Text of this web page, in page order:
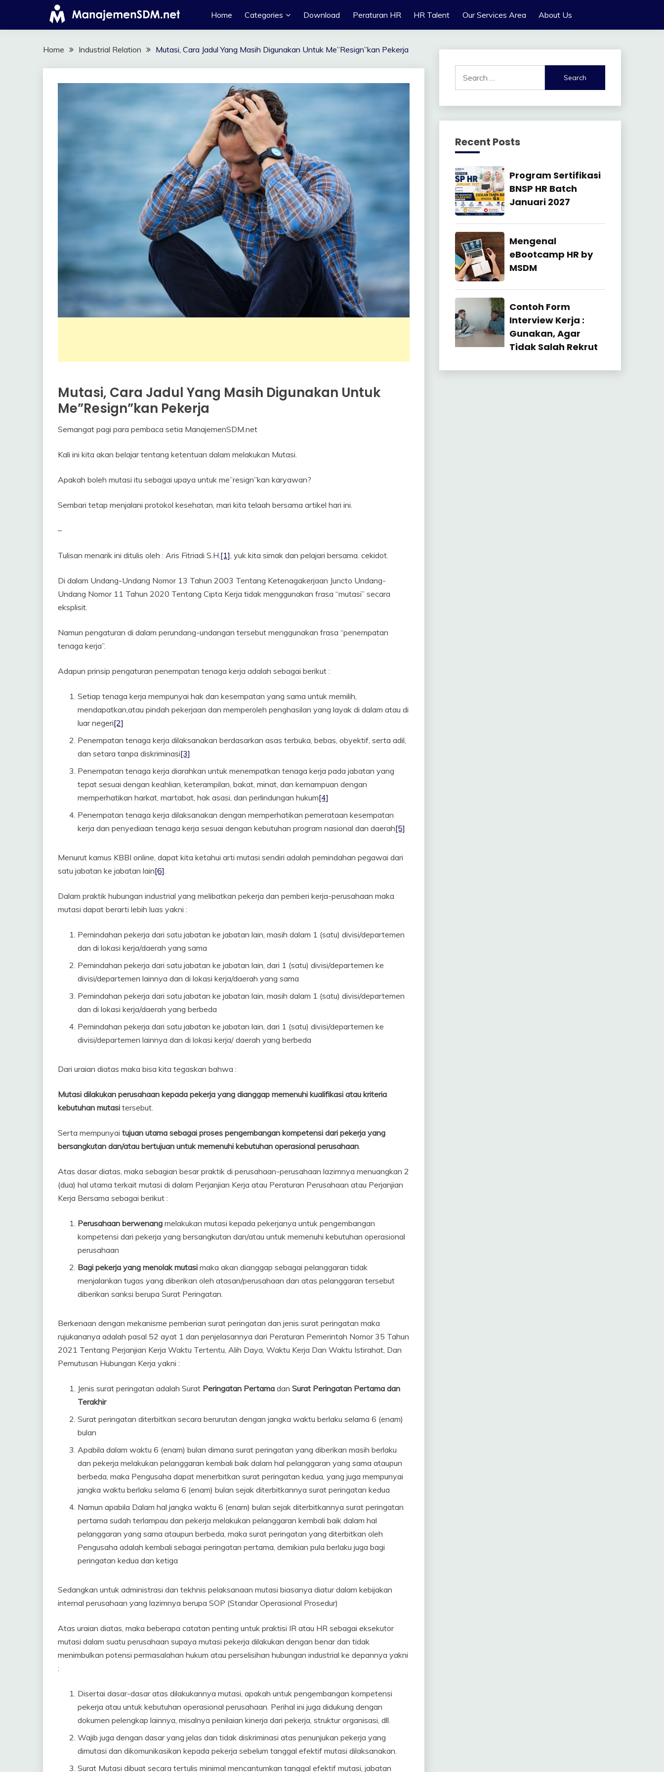
content
Home Categories Download Peraturan HR HR Talent Our Services Area About Us
Home Industrial Relation Mutasi, Cara Jadul Yang Masih Digunakan Untuk Me”Resign”kan Pekerja
Industrial
Mutasi, Cara Jadul Yang Masih Digunakan Untuk
Me”Resign”kan Pekerja
2021
Semangat pagi para pembaca setia ManajemenSDM.net
Kali ini kita akan belajar tentang ketentuan dalam melakukan Mutasi.
Apakah boleh mutasi itu sebagai upaya untuk me”resign”kan karyawan?
Sembari tetap menjalani protokol kesehatan, mari kita telaah bersama artikel hari ini.
–
Tulisan menarik ini ditulis oleh : Aris Fitriadi S.H.[1], yuk kita simak dan pelajari bersama. cekidot.
Di dalam Undang-Undang Nomor 13 Tahun 2003 Tentang Ketenagakerjaan Juncto Undang-
Undang Nomor 11 Tahun 2020 Tentang Cipta Kerja tidak menggunakan frasa “mutasi” secara
eksplisit.
Namun pengaturan di dalam perundang-undangan tersebut menggunakan frasa “penempatan
tenaga kerja”.
Adapun prinsip pengaturan penempatan tenaga kerja adalah sebagai berikut :
Setiap tenaga kerja mempunyai hak dan kesempatan yang sama untuk memilih,
mendapatkan,atau pindah pekerjaan dan memperoleh penghasilan yang layak di dalam atau di
luar negeri[2]
Penempatan tenaga kerja dilaksanakan berdasarkan asas terbuka, bebas, obyektif, serta adil,
dan setara tanpa diskriminasi[3]
Penempatan tenaga kerja diarahkan untuk menempatkan tenaga kerja pada jabatan yang
tepat sesuai dengan keahlian, keterampilan, bakat, minat, dan kemampuan dengan
memperhatikan harkat, martabat, hak asasi, dan perlindungan hukum[4]
Penempatan tenaga kerja dilaksanakan dengan memperhatikan pemerataan kesempatan
kerja dan penyediaan tenaga kerja sesuai dengan kebutuhan program nasional dan daerah[5]
Menurut kamus KBBI online, dapat kita ketahui arti mutasi sendiri adalah pemindahan pegawai dari
satu jabatan ke jabatan lain[6].
Dalam praktik hubungan industrial yang melibatkan pekerja dan pemberi kerja-perusahaan maka
mutasi dapat berarti lebih luas yakni :
Pemindahan pekerja dari satu jabatan ke jabatan lain, masih dalam 1 (satu) divisi/departemen
dan di lokasi kerja/daerah yang sama
Pemindahan pekerja dari satu jabatan ke jabatan lain, dari 1 (satu) divisi/departemen ke
divisi/departemen lainnya dan di lokasi kerja/daerah yang sama
Pemindahan pekerja dari satu jabatan ke jabatan lain, masih dalam 1 (satu) divisi/departemen
dan di lokasi kerja/daerah yang berbeda
Pemindahan pekerja dari satu jabatan ke jabatan lain, dari 1 (satu) divisi/departemen ke
divisi/departemen lainnya dan di lokasi kerja/ daerah yang berbeda
Dari uraian diatas maka bisa kita tegaskan bahwa :
Mutasi dilakukan perusahaan kepada pekerja yang dianggap memenuhi kualifikasi atau kriteria
kebutuhan mutasi tersebut.
Serta mempunyai tujuan utama sebagai proses pengembangan kompetensi dari pekerja yang
bersangkutan dan/atau bertujuan untuk memenuhi kebutuhan operasional perusahaan.
Atas dasar diatas, maka sebagian besar praktik di perusahaan-perusahaan lazimnya menuangkan 2
(dua) hal utama terkait mutasi di dalam Perjanjian Kerja atau Peraturan Perusahaan atau Perjanjian
Kerja Bersama sebagai berikut :
Perusahaan berwenang melakukan mutasi kepada pekerjanya untuk pengembangan
kompetensi dari pekerja yang bersangkutan dan/atau untuk memenuhi kebutuhan operasional
perusahaan
Bagi pekerja yang menolak mutasi maka akan dianggap sebagai pelanggaran tidak
menjalankan tugas yang diberikan oleh atasan/perusahaan dan atas pelanggaran tersebut
diberikan sanksi berupa Surat Peringatan.
Berkenaan dengan mekanisme pemberian surat peringatan dan jenis surat peringatan maka
rujukananya adalah pasal 52 ayat 1 dan penjelasannya dari Peraturan Pemerintah Nomor 35 Tahun
2021 Tentang Perjanjian Kerja Waktu Tertentu, Alih Daya, Waktu Kerja Dan Waktu Istirahat, Dan
Pemutusan Hubungan Kerja yakni :
Jenis surat peringatan adalah Surat Peringatan Pertama dan Surat Peringatan Pertama dan
Terakhir
Surat peringatan diterbitkan secara berurutan dengan jangka waktu berlaku selama 6 (enam)
bulan
Apabila dalam waktu 6 (enam) bulan dimana surat peringatan yang diberikan masih berlaku
dan pekerja melakukan pelanggaran kembali baik dalam hal pelanggaran yang sama ataupun
berbeda, maka Pengusaha dapat menerbitkan surat peringatan kedua, yang juga mempunyai
jangka waktu berlaku selama 6 (enam) bulan sejak diterbitkannya surat peringatan kedua
Namun apabila Dalam hal jangka waktu 6 (enam) bulan sejak diterbitkannya surat peringatan
pertama sudah terlampau dan pekerja melakukan pelanggaran kembali baik dalam hal
pelanggaran yang sama ataupun berbeda, maka surat peringatan yang diterbitkan oleh
Pengusaha adalah kembali sebagai peringatan pertama, demikian pula berlaku juga bagi
peringatan kedua dan ketiga
Sedangkan untuk administrasi dan tekhnis pelaksanaan mutasi biasanya diatur dalam kebijakan
internal perusahaan yang lazimnya berupa SOP (Standar Operasional Prosedur)
Atas uraian diatas, maka beberapa catatan penting untuk praktisi IR atau HR sebagai eksekutor
mutasi dalam suatu perusahaan supaya mutasi pekerja dilakukan dengan benar dan tidak
menimbulkan potensi permasalahan hukum atau perselisihan hubungan industrial ke depannya yakni
:
Disertai dasar-dasar atas dilakukannya mutasi, apakah untuk pengembangan kompetensi
pekerja atau untuk kebutuhan operasional perusahaan. Perihal ini juga didukung dengan
dokumen pelengkap lainnya, misalnya penilaian kinerja dari pekerja, struktur organisasi, dll.
Wajib juga dengan dasar yang jelas dan tidak diskriminasi atas penunjukan pekerja yang
dimutasi dan dikomunikasikan kepada pekerja sebelum tanggal efektif mutasi dilaksanakan.
Surat Mutasi dibuat secara tertulis minimal mencantumkan tanggal efektif mutasi, jabatan
for:
Recent Posts
Manajemen
SDM
Program Sertifikasi
BNSP HR Batch
Januari 2027
27
2026
Industrial
Relation
Mengenal
eBootcamp HR by
MSDM
22
2026
Industrial
Relation
Contoh Form
Interview Kerja :
Gunakan, Agar
Tidak Salah Rekrut
23